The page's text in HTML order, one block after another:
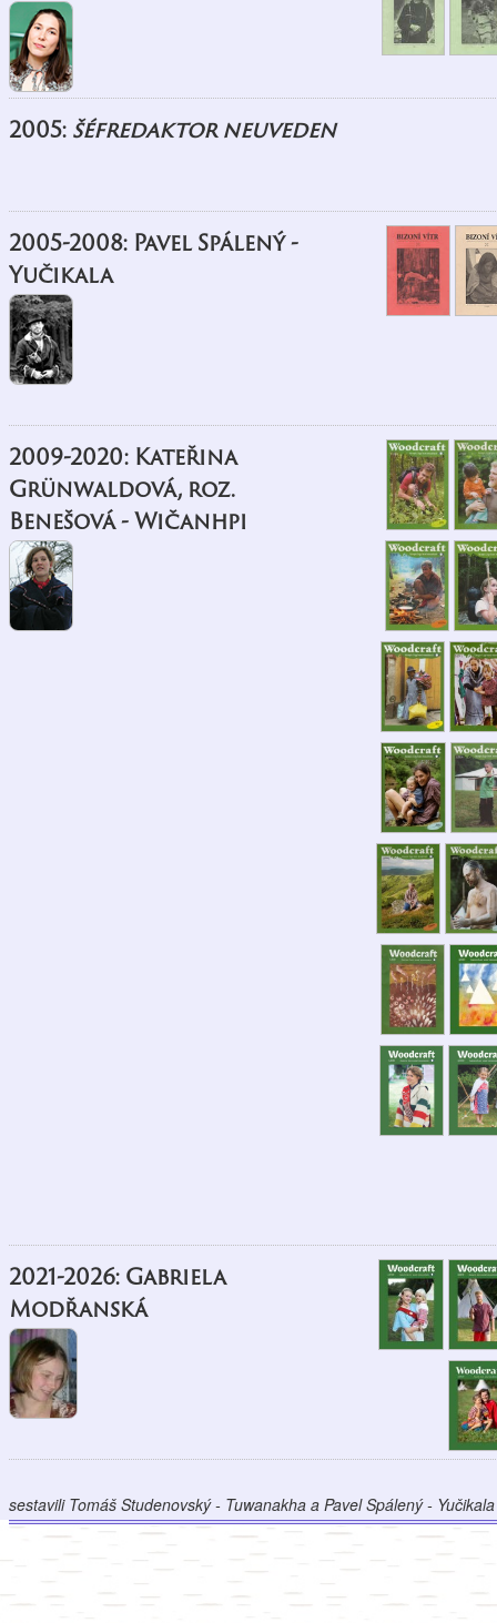
2005: šéfredaktor neuveden
2005-2008: Pavel Spálený -
Yučikala
2009-2020: Kateřina
Grünwaldová, roz.
Benešová - Wičanhpi
2021-2026: Gabriela
Modřanská
sestavili Tomáš Studenovský - Tuwanakha a Pavel Spálený - Yučikala